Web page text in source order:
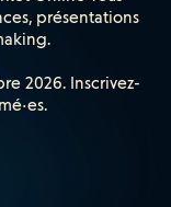
présentations
2026. Inscrivez-